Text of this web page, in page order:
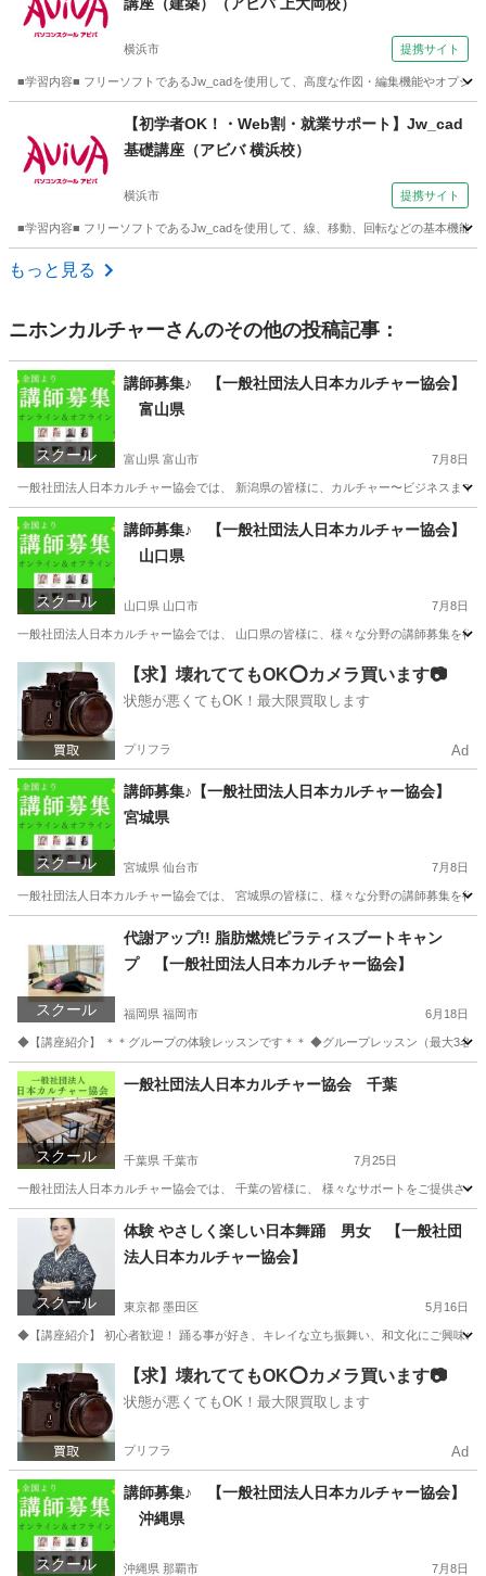
横浜市 提携サイト
■学習内容■ フリーソフトであるJw_cadを使用して、高度な作図・編集機能やオプシ
その他
【初学者OK！・Web割・就業サポート】Jw_cad
基礎講座（アビバ 横浜校）
横浜市 提携サイト
■学習内容■ フリーソフトであるJw_cadを使用して、線、移動、回転などの基本機能
神奈川 横浜市
もっと見る
ニホンカルチャーさんのその他の投稿記事：
スクール
講師募集♪ 【一般社団法人日本カルチャー協会】
富山県
富山県 富山市 7月8日
一般社団法人日本カルチャー協会では、 新潟県の皆様に、カルチャー〜ビジネスま
富山 富山市 ものづくり
スクール
講師募集♪ 【一般社団法人日本カルチャー協会】
山口県
山口県 山口市 7月8日
一般社団法人日本カルチャー協会では、 山口県の皆様に、様々な分野の講師募集を
山口 山口市 資格
【求】壊れててもOK⭕️カメラ買います📷
状態が悪くてもOK！最大限買取します
プリフラ Ad
スクール
講師募集♪【一般社団法人日本カルチャー協会】
宮城県
宮城県 仙台市 7月8日
一般社団法人日本カルチャー協会では、 宮城県の皆様に、様々な分野の講師募集を
その他
スクール
代謝アップ!! 脂肪燃焼ピラティスブートキャン
プ 【一般社団法人日本カルチャー協会】
福岡県 福岡市 6月18日
◆【講座紹介】 ＊＊グループの体験レッスンです＊＊ ◆グループレッスン（最大3名
福岡 福岡市 ヨガ カルチャー
スクール
一般社団法人日本カルチャー協会 千葉
千葉県 千葉市 7月25日
一般社団法人日本カルチャー協会では、 千葉の皆様に、 様々なサポートをご提供さ
千葉 千葉市 その他 オンライン
スクール
体験 やさしく楽しい日本舞踊 男女 【一般社団
法人日本カルチャー協会】
東京都 墨田区 5月16日
◆【講座紹介】 初心者歓迎！ 踊る事が好き、キレイな立ち振舞い、和文化にご興味
東京 墨田区 日本舞踊 カルチャー
【求】壊れててもOK⭕️カメラ買います📷
状態が悪くてもOK！最大限買取します
プリフラ Ad
スクール
講師募集♪ 【一般社団法人日本カルチャー協会】
沖縄県
沖縄県 那覇市 7月8日